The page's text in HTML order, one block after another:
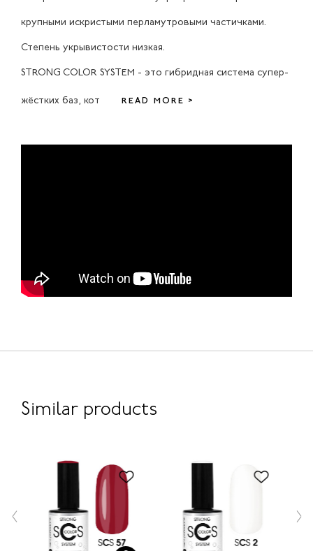
крупными искристыми перламутровыми частичками.
Степень укрывистости низкая.
STRONG COLOR SYSTEM - это гибридная система супер-
жёстких баз, кот READ MORE >
Similar products